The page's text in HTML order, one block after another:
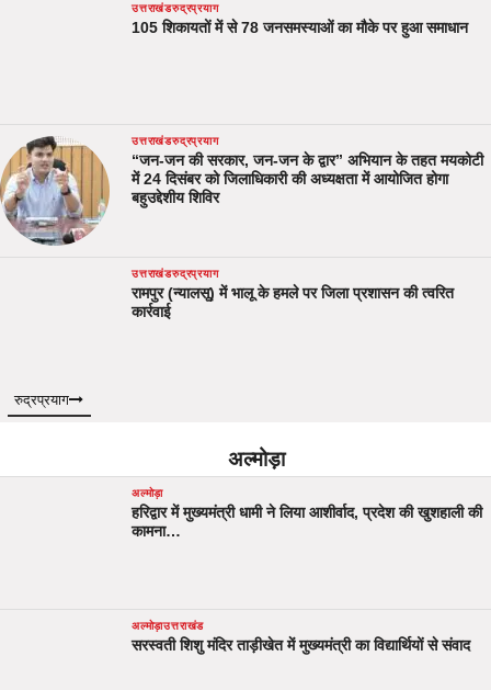
उत्तराखंडरुद्रप्रयाग
105 शिकायतों में से 78 जनसमस्याओं का मौके पर हुआ समाधान
उत्तराखंडरुद्रप्रयाग
“जन-जन की सरकार, जन-जन के द्वार” अभियान के तहत मयकोटी
में 24 दिसंबर को जिलाधिकारी की अध्यक्षता में आयोजित होगा
बहुउद्देशीय शिविर
उत्तराखंडरुद्रप्रयाग
रामपुर (न्यालसू) में भालू के हमले पर जिला प्रशासन की त्वरित
कार्रवाई
रुद्रप्रयाग
अल्मोड़ा
अल्मोड़ा
हरिद्वार में मुख्यमंत्री धामी ने लिया आशीर्वाद, प्रदेश की खुशहाली की
कामना…
अल्मोड़ाउत्तराखंड
सरस्वती शिशु मंदिर ताड़ीखेत में मुख्यमंत्री का विद्यार्थियों से संवाद